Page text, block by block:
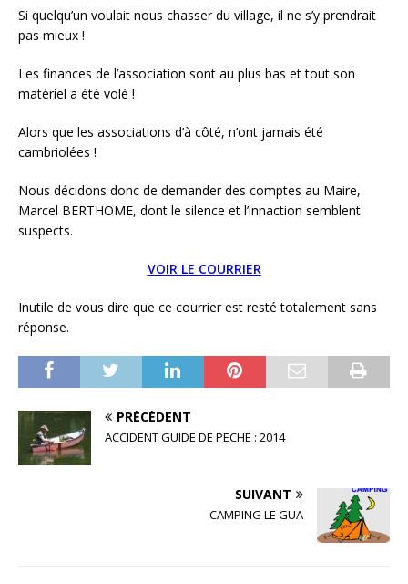
Si quelqu’un voulait nous chasser du village, il ne s’y prendrait
pas mieux !
Les finances de l’association sont au plus bas et tout son
matériel a été volé !
Alors que les associations d’à côté, n’ont jamais été
cambriolées !
Nous décidons donc de demander des comptes au Maire,
Marcel BERTHOME, dont le silence et l’innaction semblent
suspects.
VOIR LE COURRIER
Inutile de vous dire que ce courrier est resté totalement sans
réponse.
PRÉCÉDENT
ACCIDENT GUIDE DE PECHE : 2014
SUIVANT
CAMPING LE GUA